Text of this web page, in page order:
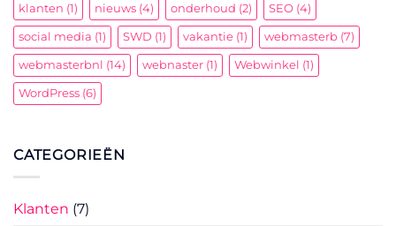
klanten (1) nieuws (4) onderhoud (2) SEO (4)
social media (1) SWD (1) vakantie (1) webmasterb (7)
webmasterbnl (14) webnaster (1) Webwinkel (1)
WordPress (6)
CATEGORIEËN
Klanten (7)